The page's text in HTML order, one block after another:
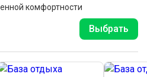
комфортности
Выбрать